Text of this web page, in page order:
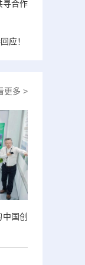
寻合作
应！
更多 >
国创